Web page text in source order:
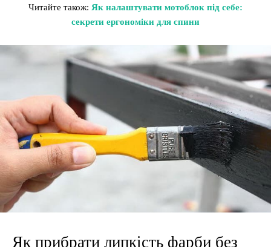
Читайте також: Як налаштувати мотоблок під себе:
секрети ергономіки для спини
Як прибрати липкість фарби без